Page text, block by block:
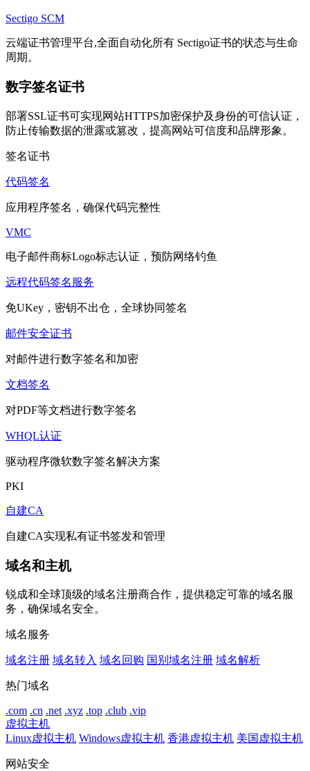
Sectigo SCM
云端证书管理平台,全面自动化所有 Sectigo证书的状态与生命
周期。
数字签名证书
部署SSL证书可实现网站HTTPS加密保护及身份的可信认证，
防止传输数据的泄露或篡改，提高网站可信度和品牌形象。
签名证书
代码签名
应用程序签名，确保代码完整性
VMC
电子邮件商标Logo标志认证，预防网络钓鱼
远程代码签名服务
免UKey，密钥不出仓，全球协同签名
邮件安全证书
对邮件进行数字签名和加密
文档签名
对PDF等文档进行数字签名
WHQL认证
驱动程序微软数字签名解决方案
PKI
自建CA
自建CA实现私有证书签发和管理
域名和主机
锐成和全球顶级的域名注册商合作，提供稳定可靠的域名服
务，确保域名安全。
域名服务
域名注册 域名转入 域名回购 国别域名注册 域名解析
热门域名
.com .cn .net .xyz .top .club .vip
虚拟主机
Linux虚拟主机 Windows虚拟主机 香港虚拟主机 美国虚拟主机
网站安全